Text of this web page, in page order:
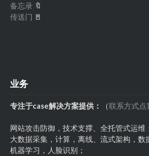
备忘录 🔖
传送门 🚪
业务
专注于case解决方案提供： （联系方式点
网站攻击防御，技术支撑、全托管式运维
大数据采集，计算，离线、流式架构，数
机器学习，人脸识别；